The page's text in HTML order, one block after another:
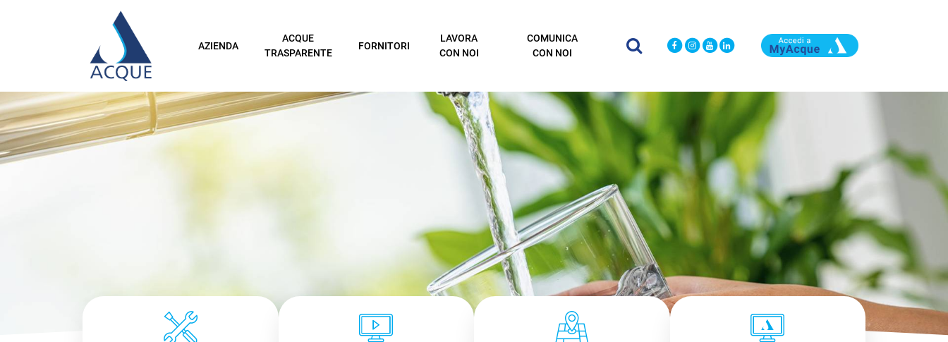
AZIENDA
ACQUE
TRASPARENTE
FORNITORI
LAVORA
CON NOI
COMUNICA
CON NOI